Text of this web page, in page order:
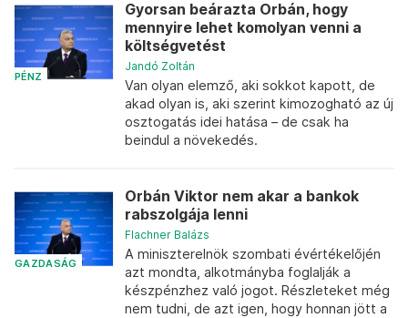
PÉNZ
Gyorsan beárazta Orbán, hogy
mennyire lehet komolyan venni a
költségvetést
Jandó Zoltán
Van olyan elemző, aki sokkot kapott, de
akad olyan is, aki szerint kimozogható az új
osztogatás idei hatása – de csak ha
beindul a növekedés.
GAZDASÁG
Orbán Viktor nem akar a bankok
rabszolgája lenni
Flachner Balázs
A miniszterelnök szombati évértékelőjén
azt mondta, alkotmányba foglalják a
készpénzhez való jogot. Részleteket még
nem tudni, de azt igen, hogy honnan jött a